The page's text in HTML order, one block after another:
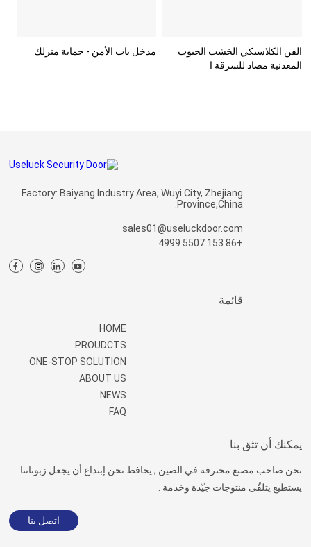
الفن الكلاسيكي الخشب الحبوب
المعدنية مضاد للسرقة ا
مدخل باب الأمن - حماية منزلك
Factory: Baiyang Industry Area, Wuyi City, Zhejiang
Province,China.
sales01@useluckdoor.com
+86 153 5507 4999
قائمة
HOME
PROUDCTS
ONE-STOP SOLUTION
ABOUT US
NEWS
FAQ
يمكنك أن تثق بنا
نحن صاحب مصنع محترفة في الصين , يحافظ نحن إبتداع أن يجعل زبوناتنا
يستطيع يتلقّى منتوجات جيّدة وخدمة .
اتصل بنا